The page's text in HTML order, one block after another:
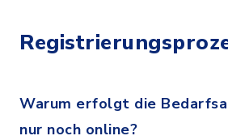
Warum erfolgt die
nur noch online?